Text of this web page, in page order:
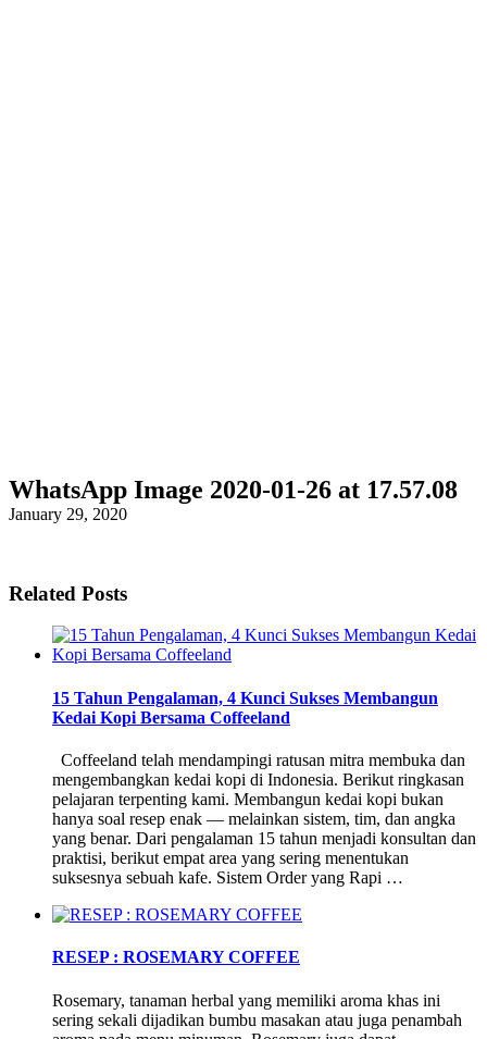
WhatsApp Image 2020-01-26 at 17.57.08
January 29, 2020
Related Posts
15 Tahun Pengalaman, 4 Kunci Sukses Membangun
Kedai Kopi Bersama Coffeeland
Coffeeland telah mendampingi ratusan mitra membuka dan
mengembangkan kedai kopi di Indonesia. Berikut ringkasan
pelajaran terpenting kami. Membangun kedai kopi bukan
hanya soal resep enak — melainkan sistem, tim, dan angka
yang benar. Dari pengalaman 15 tahun menjadi konsultan dan
praktisi, berikut empat area yang sering menentukan
suksesnya sebuah kafe. Sistem Order yang Rapi …
RESEP : ROSEMARY COFFEE
Rosemary, tanaman herbal yang memiliki aroma khas ini
sering sekali dijadikan bumbu masakan atau juga penambah